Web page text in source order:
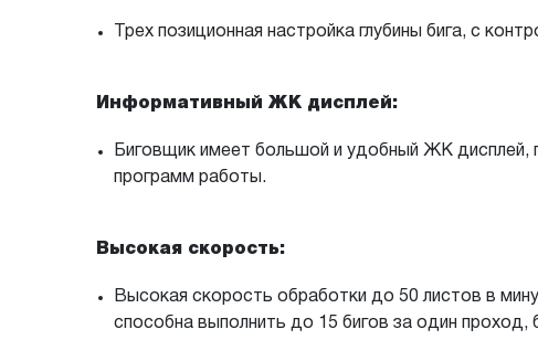
Трех позиционная настройка глубины бига, с
Информативный ЖК дисплей:
Биговщик имеет большой и удобный ЖК дисплей,
программ работы.
Высокая скорость:
Высокая скорость обработки до 50 листов в
способна выполнить до 15 бигов за один проход,